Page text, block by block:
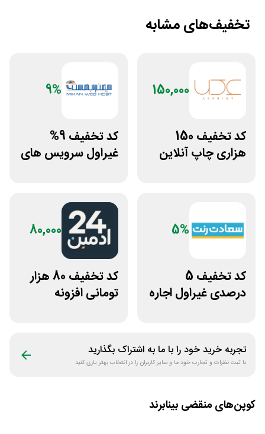
تخفیف‌های مشابه
150,000
کد تخفیف 150
هزاری چاپ آنلاین
9%
کد تخفیف 9%
غیراول سرویس های
5%
کد تخفیف 5
درصدی غیراول اجاره
80,000
کد تخفیف 80 هزار
تومانی افزونه
تجربه خرید خود را با ما به اشتراک بگذارید
با ثبت نظرات و تجارب خود ما و سایر کاربران را در انتخاب بهتر یاری کنید
کوپن‌های منقضی بینابرند